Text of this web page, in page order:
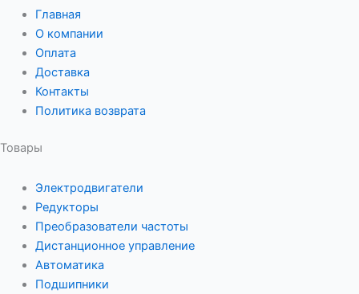
Главная
О компании
Оплата
Доставка
Контакты
Политика возврата
Товары
Электродвигатели
Редукторы
Преобразователи частоты
Дистанционное управление
Автоматика
Подшипники